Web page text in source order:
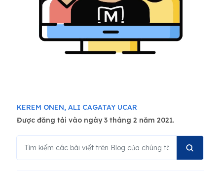
KEREM ONEN, ALI CAGATAY UCAR
Được đăng tải vào ngày 3 tháng 2 năm 2021.